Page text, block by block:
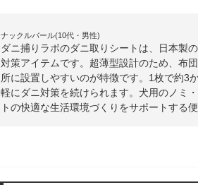
ナックルバール(10代・男性)
ダニ捕りラボのダニ取りシートは、日本製
対策アイテムです。超薄型設計のため、布
所に設置しやすいのが特徴です。1枚で約3
軽にダニ対策を続けられます。犬用のノミ
トの快適な生活環境づくりをサポートする